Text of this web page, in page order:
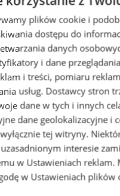
plików cookie i
dostępu do
danych
i dane
i treści, pomiaru
usług. Dostawcy stron
dane w tych i innych
dane geolokalizacyjne i
tej witryny.
interesie
w Ustawieniach reklam.
w Ustawieniach plików